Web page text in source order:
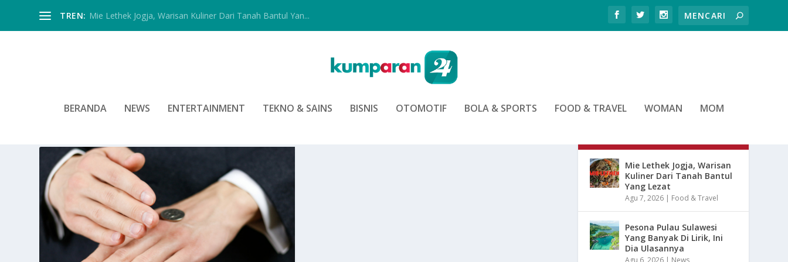
TREN: Mie Lethek Jogja, Warisan Kuliner Dari Tanah Bantul Yan...
BERANDA NEWS ENTERTAINMENT TEKNO & SAINS BISNIS OTOMOTIF BOLA & SPORTS FOOD & TRAVEL WOMAN MOM
Mie Lethek Jogja, Warisan
Kuliner Dari Tanah Bantul
Yang Lezat
Agu 7, 2026 | Food & Travel
Pesona Pulau Sulawesi
Yang Banyak Di Lirik, Ini
Dia Ulasannya